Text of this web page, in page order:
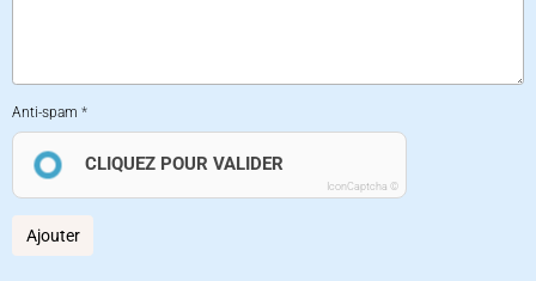
Anti-spam
CLIQUEZ POUR VALIDER
IconCaptcha ©
Ajouter